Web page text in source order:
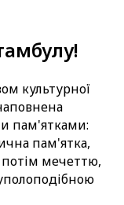
культурної
пам'ятками:
пам'ятка,
потім мечеттю,